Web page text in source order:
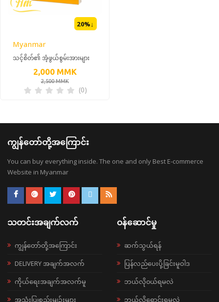
20%↓
Myanmar
သင့်စိတ်၏ အံ့ဖွယ်စွမ်းအားများ
(20% OFF)2,000 MMK
2,500 MMK
(0)
ကျွန်တော်တို့အကြောင်း
You can buy everything inside. The one and only Best E-commerce
Website in Myanmar
သတင်းအချက်လက်
ကျွန်တော်တို့အကြောင်း
DELIVERY အချက်အလက်
ကိုယ်ရေးအချက်အလက်မူ
အသုံးပြုစည်းမျဉ်းများ
ဝန်ဆောင်မှု
ဆက်သွယ်ရန်
ပြန်လည်ပေးပို့ခြင်းမူဝါဒ
ဘယ်လို၀ယ်ရမလဲ
ဘယ်လိုရောင်းရမလဲ